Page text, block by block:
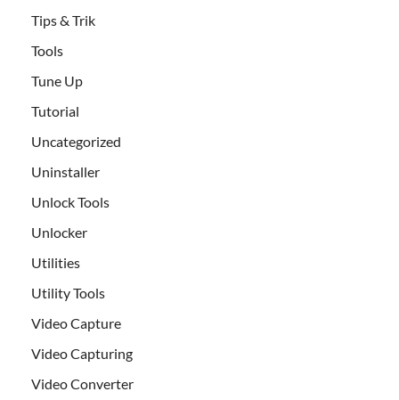
Tips & Trik
Tools
Tune Up
Tutorial
Uncategorized
Uninstaller
Unlock Tools
Unlocker
Utilities
Utility Tools
Video Capture
Video Capturing
Video Converter